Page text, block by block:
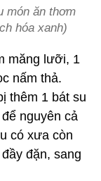
món ăn thơm
hóa xanh)
măng lưỡi, 1
nấm thả.
thêm 1 bát su
nguyên cả
có xưa còn
đặn, sang